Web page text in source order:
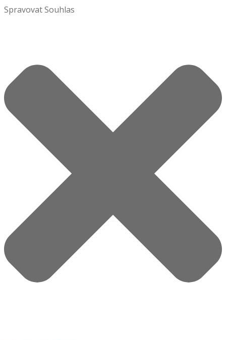
Spravovat Souhlas